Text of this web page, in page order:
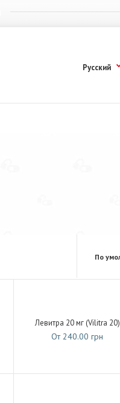
Русский
Левитра 20 мг (Vilitra 20)
От 240.00 грн